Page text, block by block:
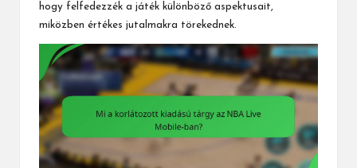
hogy felfedezzék a játék különböző aspektusait,
miközben értékes jutalmakra törekednek.